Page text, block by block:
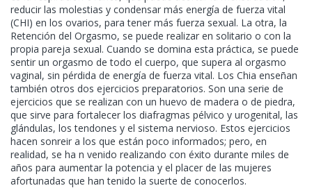
reducir las molestias y condensar más energía de fuerza vital
(CHI) en los ovarios, para tener más fuerza sexual. La otra, la
Retención del Orgasmo, se puede realizar en solitario o con la
propia pareja sexual. Cuando se domina esta práctica, se puede
sentir un orgasmo de todo el cuerpo, que supera al orgasmo
vaginal, sin pérdida de energía de fuerza vital. Los Chia enseñan
también otros dos ejercicios preparatorios. Son una serie de
ejercicios que se realizan con un huevo de madera o de piedra,
que sirve para fortalecer los diafragmas pélvico y urogenital, las
glándulas, los tendones y el sistema nervioso. Estos ejercicios
hacen sonreir a los que están poco informados; pero, en
realidad, se ha n venido realizando con éxito durante miles de
años para aumentar la potencia y el placer de las mujeres
afortunadas que han tenido la suerte de conocerlos.